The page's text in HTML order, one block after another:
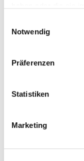
Notwendig
Präferenzen
Statistiken
Marketing